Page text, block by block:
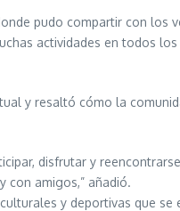
pudo compartir con
actividades en todos los
y resaltó cómo la
disfrutar y
con amigos,” añadió.
y deportivas que